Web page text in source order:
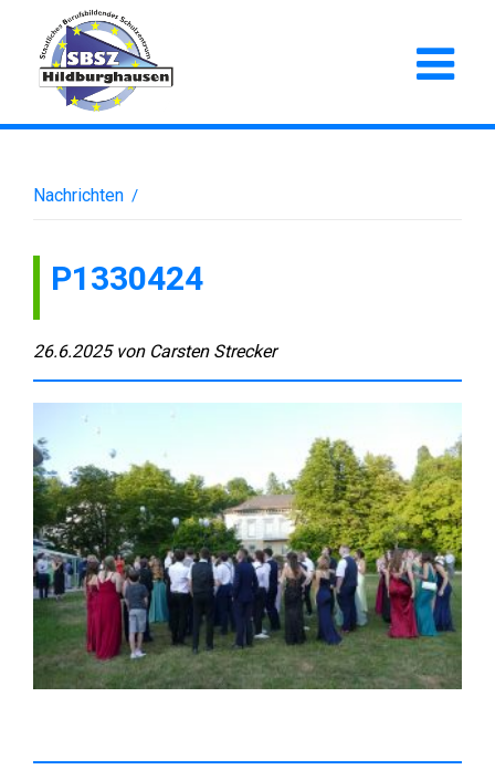
Nachrichten /
P1330424
26.6.2025 von Carsten Strecker